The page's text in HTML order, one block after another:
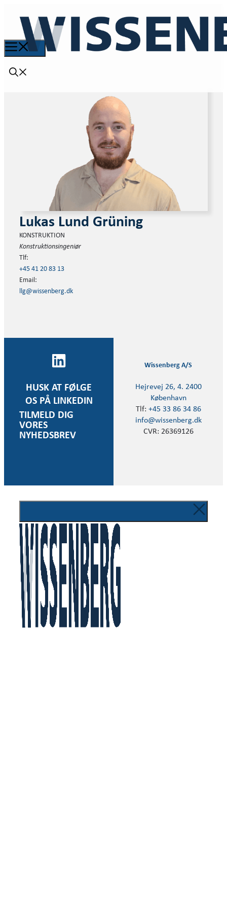
Lukas Lund Grüning
KONSTRUKTION
Konstruktionsingeniør
Tlf:
+45 41 20 83 13
Email:
llg@wissenberg.dk
HUSK AT FØLGE
OS PÅ LINKEDIN
TILMELD DIG
VORES
NYHEDSBREV
Wissenberg A/S
Hejrevej 26, 4. 2400
København
Tlf: +45 33 86 34 86
info@wissenberg.dk
CVR: 26369126